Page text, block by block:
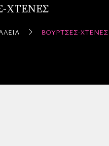
ΧΤΈΝΕΣ
ΒΟΎΡΤΣΕΣ-ΧΤΈΝΕΣ